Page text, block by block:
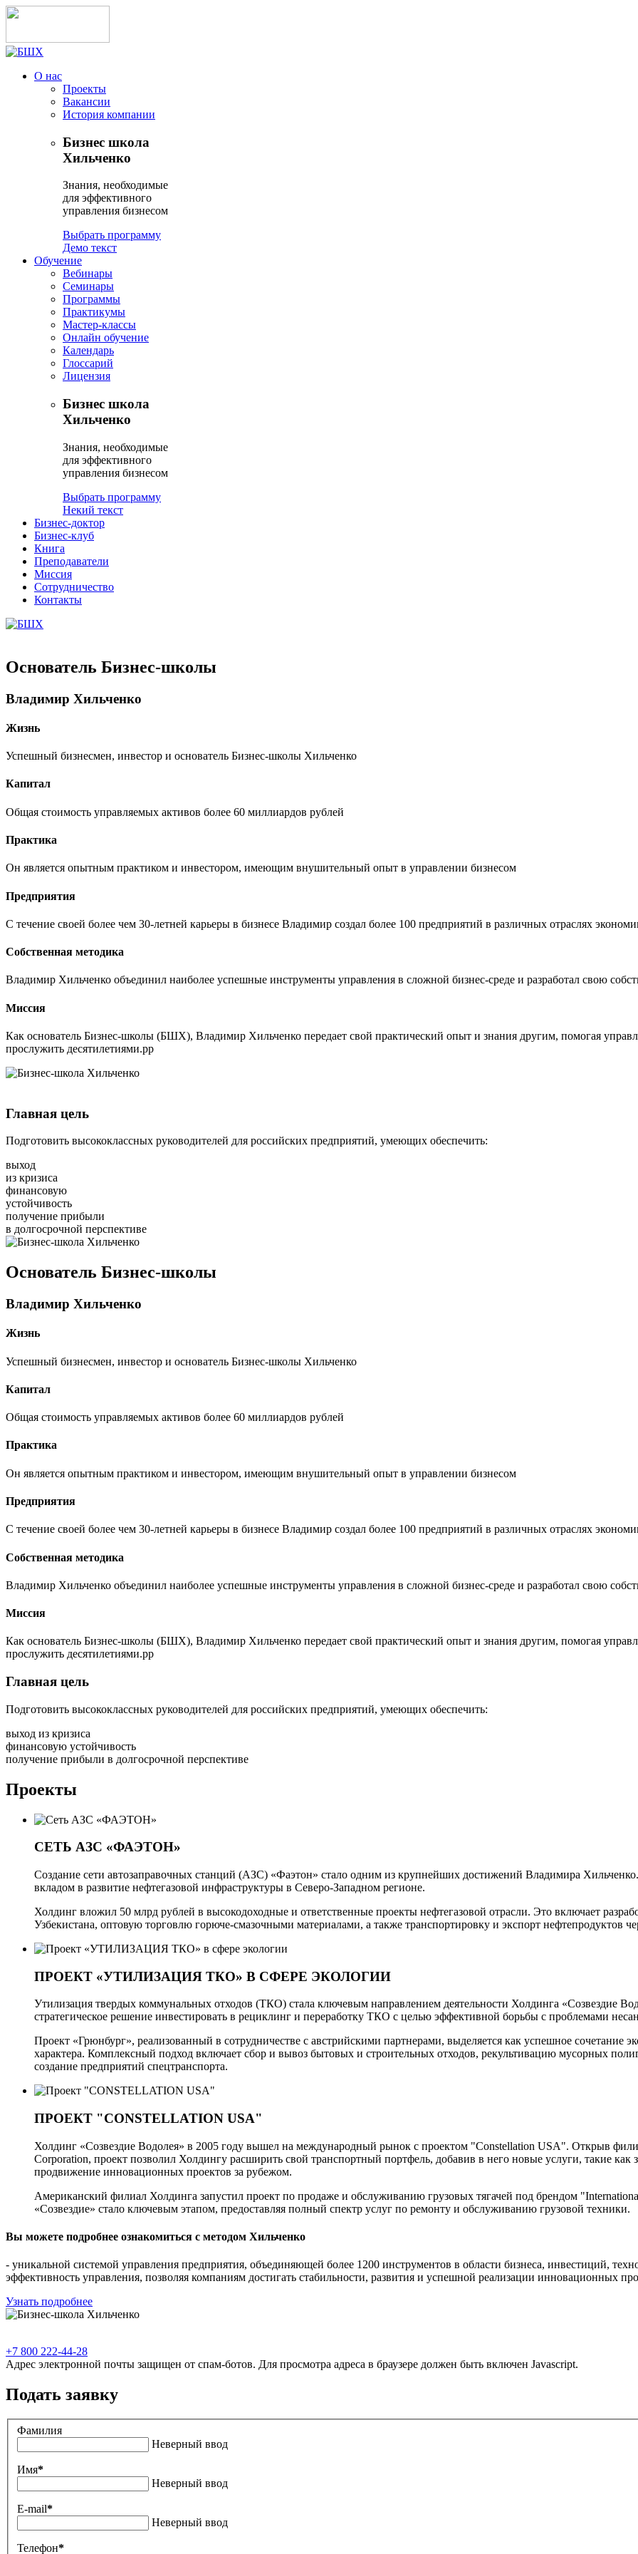
О нас
Проекты
Вакансии
История компании
Бизнес школа
Хильченко
Знания, необходимые
для эффективного
управления бизнесом
Выбрать программу
Демо текст
Обучение
Вебинары
Семинары
Программы
Практикумы
Мастер-классы
Онлайн обучение
Календарь
Глоссарий
Лицензия
Бизнес школа
Хильченко
Знания, необходимые
для эффективного
управления бизнесом
Выбрать программу
Некий текст
Бизнес-доктор
Бизнес-клуб
Книга
Преподаватели
Миссия
Сотрудничество
Контакты
Основатель Бизнес-школы
Владимир Хильченко
Жизнь
Успешный бизнесмен, инвестор и основатель Бизнес-школы Хильченко
Капитал
Общая стоимость управляемых активов более 60 миллиардов рублей
Практика
Он является опытным практиком и инвестором, имеющим внушительный опыт в управлении бизнесом
Предприятия
С течение своей более чем 30-летней карьеры в бизнесе Владимир создал более 100 предприятий в различных отраслях
Собственная методика
Владимир Хильченко объединил наиболее успешные инструменты управления в сложной бизнес-среде и разработал свою
Миссия
Как основатель Бизнес-школы (БШХ), Владимир Хильченко передает свой практический опыт и знания другим, помогая
прослужить десятилетиями.рр
Главная цель
Подготовить высококлассных руководителей для российских предприятий, умеющих обеспечить:
выход
из кризиса
финансовую
устойчивость
получение прибыли
в долгосрочной перспективе
Основатель Бизнес-школы
Владимир Хильченко
Жизнь
Успешный бизнесмен, инвестор и основатель Бизнес-школы Хильченко
Капитал
Общая стоимость управляемых активов более 60 миллиардов рублей
Практика
Он является опытным практиком и инвестором, имеющим внушительный опыт в управлении бизнесом
Предприятия
С течение своей более чем 30-летней карьеры в бизнесе Владимир создал более 100 предприятий в различных отраслях
Собственная методика
Владимир Хильченко объединил наиболее успешные инструменты управления в сложной бизнес-среде и разработал свою
Миссия
Как основатель Бизнес-школы (БШХ), Владимир Хильченко передает свой практический опыт и знания другим, помогая
прослужить десятилетиями.рр
Главная цель
Подготовить высококлассных руководителей для российских предприятий, умеющих обеспечить:
выход из кризиса
финансовую устойчивость
получение прибыли в долгосрочной перспективе
Проекты
СЕТЬ АЗС «ФАЭТОН»
Создание сети автозаправочных станций (АЗС) «Фаэтон» стало одним из крупнейших достижений Владимира
вкладом в развитие нефтегазовой инфраструктуры в Северо-Западном регионе.
Холдинг вложил 50 млрд рублей в высокодоходные и ответственные проекты нефтегазовой отрасли. Это включает
Узбекистана, оптовую торговлю горюче-смазочными материалами, а также транспортировку и экспорт нефтепродуктов
ПРОЕКТ «УТИЛИЗАЦИЯ ТКО» В СФЕРЕ ЭКОЛОГИИ
Утилизация твердых коммунальных отходов (ТКО) стала ключевым направлением деятельности Холдинга «Созвездие
стратегическое решение инвестировать в рециклинг и переработку ТКО с целью эффективной борьбы с проблемами
Проект «Грюнбург», реализованный в сотрудничестве с австрийскими партнерами, выделяется как успешное сочетание
характера. Комплексный подход включает сбор и вывоз бытовых и строительных отходов, рекультивацию мусорных
создание предприятий спецтранспорта.
ПРОЕКТ "CONSTELLATION USA"
Холдинг «Созвездие Водолея» в 2005 году вышел на международный рынок с проектом "Constellation USA". Открыв
Corporation, проект позволил Холдингу расширить свой транспортный портфель, добавив в него новые услуги, такие как
продвижение инновационных проектов за рубежом.
Американский филиал Холдинга запустил проект по продаже и обслуживанию грузовых тягачей под брендом
«Созвездие» стало ключевым этапом, предоставляя полный спектр услуг по ремонту и обслуживанию грузовой техники.
Вы можете подробнее ознакомиться с методом Хильченко
- уникальной системой управления предприятия, объединяющей более 1200 инструментов в области бизнеса, инвестиций,
эффективность управления, позволяя компаниям достигать стабильности, развития и успешной реализации инновационных
Узнать подробнее
+7 800 222-44-28
Адрес электронной почты защищен от спам-ботов. Для просмотра адреса в браузере должен быть включен Javascript.
Подать заявку
Фамилия
Неверный ввод
Имя*
Неверный ввод
E-mail*
Неверный ввод
Телефон*